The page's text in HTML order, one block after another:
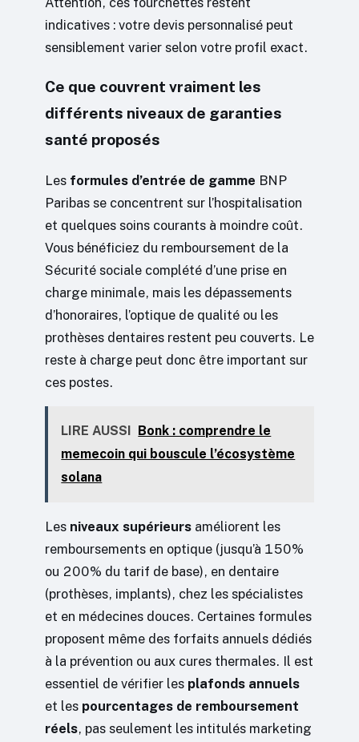
indicatives : votre devis personnalisé peut
sensiblement varier selon votre profil exact.
Ce que couvrent vraiment les
différents niveaux de garanties
santé proposés
Les formules d’entrée de gamme BNP
Paribas se concentrent sur l’hospitalisation
et quelques soins courants à moindre coût.
Vous bénéficiez du remboursement de la
Sécurité sociale complété d’une prise en
charge minimale, mais les dépassements
d’honoraires, l’optique de qualité ou les
prothèses dentaires restent peu couverts. Le
reste à charge peut donc être important sur
ces postes.
LIRE AUSSI
Bonk : comprendre le
memecoin qui bouscule l’écosystème
solana
Les niveaux supérieurs améliorent les
remboursements en optique (jusqu’à 150%
ou 200% du tarif de base), en dentaire
(prothèses, implants), chez les spécialistes
et en médecines douces. Certaines formules
proposent même des forfaits annuels dédiés
à la prévention ou aux cures thermales. Il est
essentiel de vérifier les plafonds annuels
et les pourcentages de remboursement
réels, pas seulement les intitulés marketing